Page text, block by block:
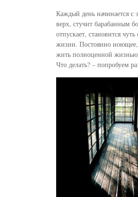
Каждый день начинается с
верх, стучит барабанным
отпускает, становится
жизни. Постоянно ноющее,
жить полноценной
Что делать? – попробуем